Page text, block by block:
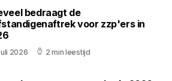
bedraagt de
voor zzp'ers in
2026 2 min leestijd